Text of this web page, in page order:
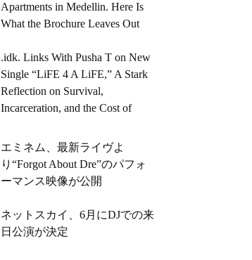
Apartments in Medellin. Here Is
What the Brochure Leaves Out
.idk. Links With Pusha T on New
Single “LiFE 4 A LiFE,” A Stark
Reflection on Survival,
Incarceration, and the Cost of
エミネム、最新ライヴよ
り“Forgot About Dre”のパフォ
ーマンス映像が公開
ネットスカイ、6月にDJでの来
日公演が決定